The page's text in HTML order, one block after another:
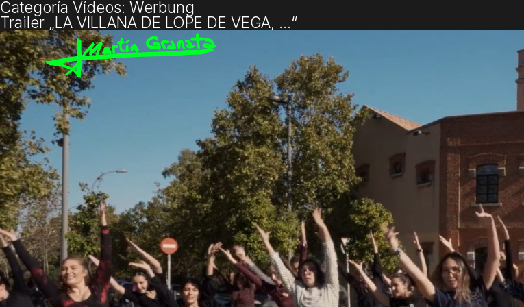
Categoría Vídeos: Werbung
Trailer „LA VILLANA DE LOPE DE VEGA, …“